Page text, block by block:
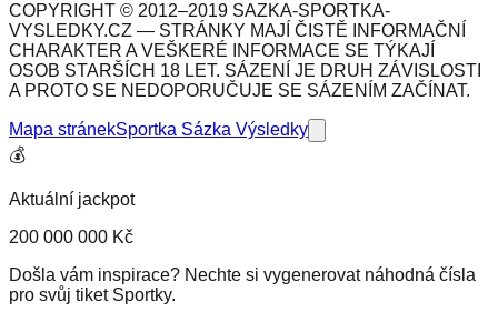
COPYRIGHT © 2012–2019 SAZKA-SPORTKA-
VYSLEDKY.CZ — STRÁNKY MAJÍ ČISTĚ INFORMAČNÍ
CHARAKTER A VEŠKERÉ INFORMACE SE TÝKAJÍ
OSOB STARŠÍCH 18 LET. SÁZENÍ JE DRUH ZÁVISLOSTI
A PROTO SE NEDOPORUČUJE SE SÁZENÍM ZAČÍNAT.
Mapa stránekSportka Sázka Výsledky
💰
Aktuální jackpot
200 000 000 Kč
Došla vám inspirace? Nechte si vygenerovat náhodná čísla
pro svůj tiket Sportky.